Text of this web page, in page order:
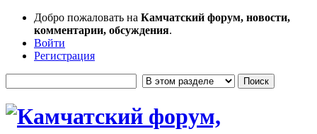
Добро пожаловать на Камчатский форум, новости,
комментарии, обсуждения.
Войти
Регистрация